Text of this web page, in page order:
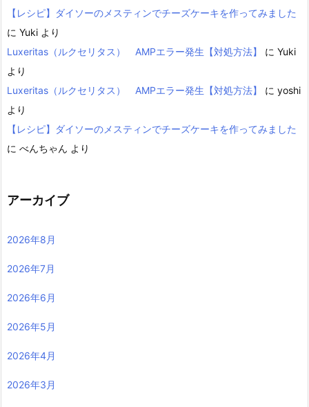
【レシピ】ダイソーのメスティンでチーズケーキを作ってみました
に Yuki より
Luxeritas（ルクセリタス） AMPエラー発生【対処方法】
に Yuki
より
Luxeritas（ルクセリタス） AMPエラー発生【対処方法】
に yoshi
より
【レシピ】ダイソーのメスティンでチーズケーキを作ってみました
に べんちゃん より
アーカイブ
2026年8月
2026年7月
2026年6月
2026年5月
2026年4月
2026年3月